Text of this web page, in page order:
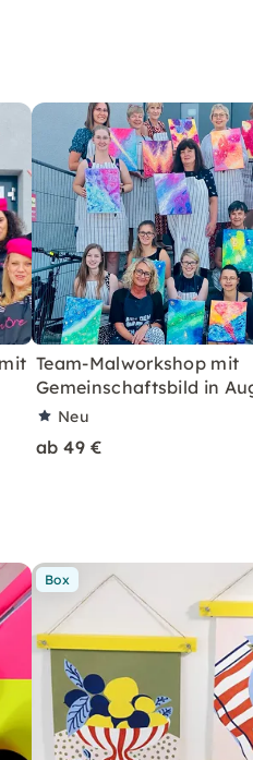
Team-Malworkshop mit
Gemeinschaftsbild in
Neu
ab 49 €
Box